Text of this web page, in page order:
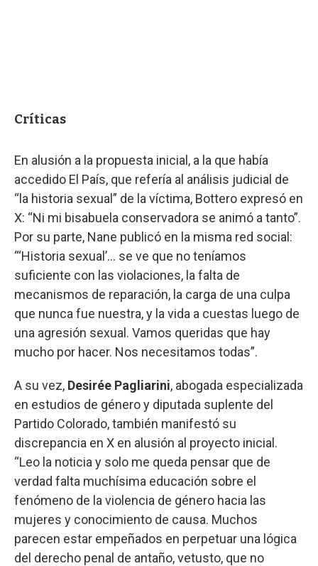
Críticas
En alusión a la propuesta inicial, a la que había
accedido El País, que refería al análisis judicial de
“la historia sexual” de la víctima, Bottero expresó en
X: “Ni mi bisabuela conservadora se animó a tanto”.
Por su parte, Nane publicó en la misma red social:
“‘Historia sexual’… se ve que no teníamos
suficiente con las violaciones, la falta de
mecanismos de reparación, la carga de una culpa
que nunca fue nuestra, y la vida a cuestas luego de
una agresión sexual. Vamos queridas que hay
mucho por hacer. Nos necesitamos todas”.
A su vez, Desirée Pagliarini, abogada especializada
en estudios de género y diputada suplente del
Partido Colorado, también manifestó su
discrepancia en X en alusión al proyecto inicial.
“Leo la noticia y solo me queda pensar que de
verdad falta muchísima educación sobre el
fenómeno de la violencia de género hacia las
mujeres y conocimiento de causa. Muchos
parecen estar empeñados en perpetuar una lógica
del derecho penal de antaño, vetusto, que no